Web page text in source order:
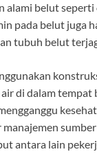
belut
pada belut juga
tubuh belut
di dalam
antara lain